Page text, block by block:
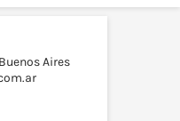
Aires